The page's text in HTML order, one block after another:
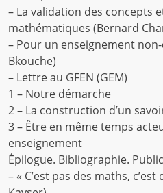
– La validation des concepts
mathématiques (Bernard
– Pour un enseignement
Bkouche)
– Lettre au GFEN (GEM)
1 – Notre démarche
2 – La construction d’un
3 – Être en même temps
enseignement
Épilogue. Bibliographie.
– « C’est pas des maths,